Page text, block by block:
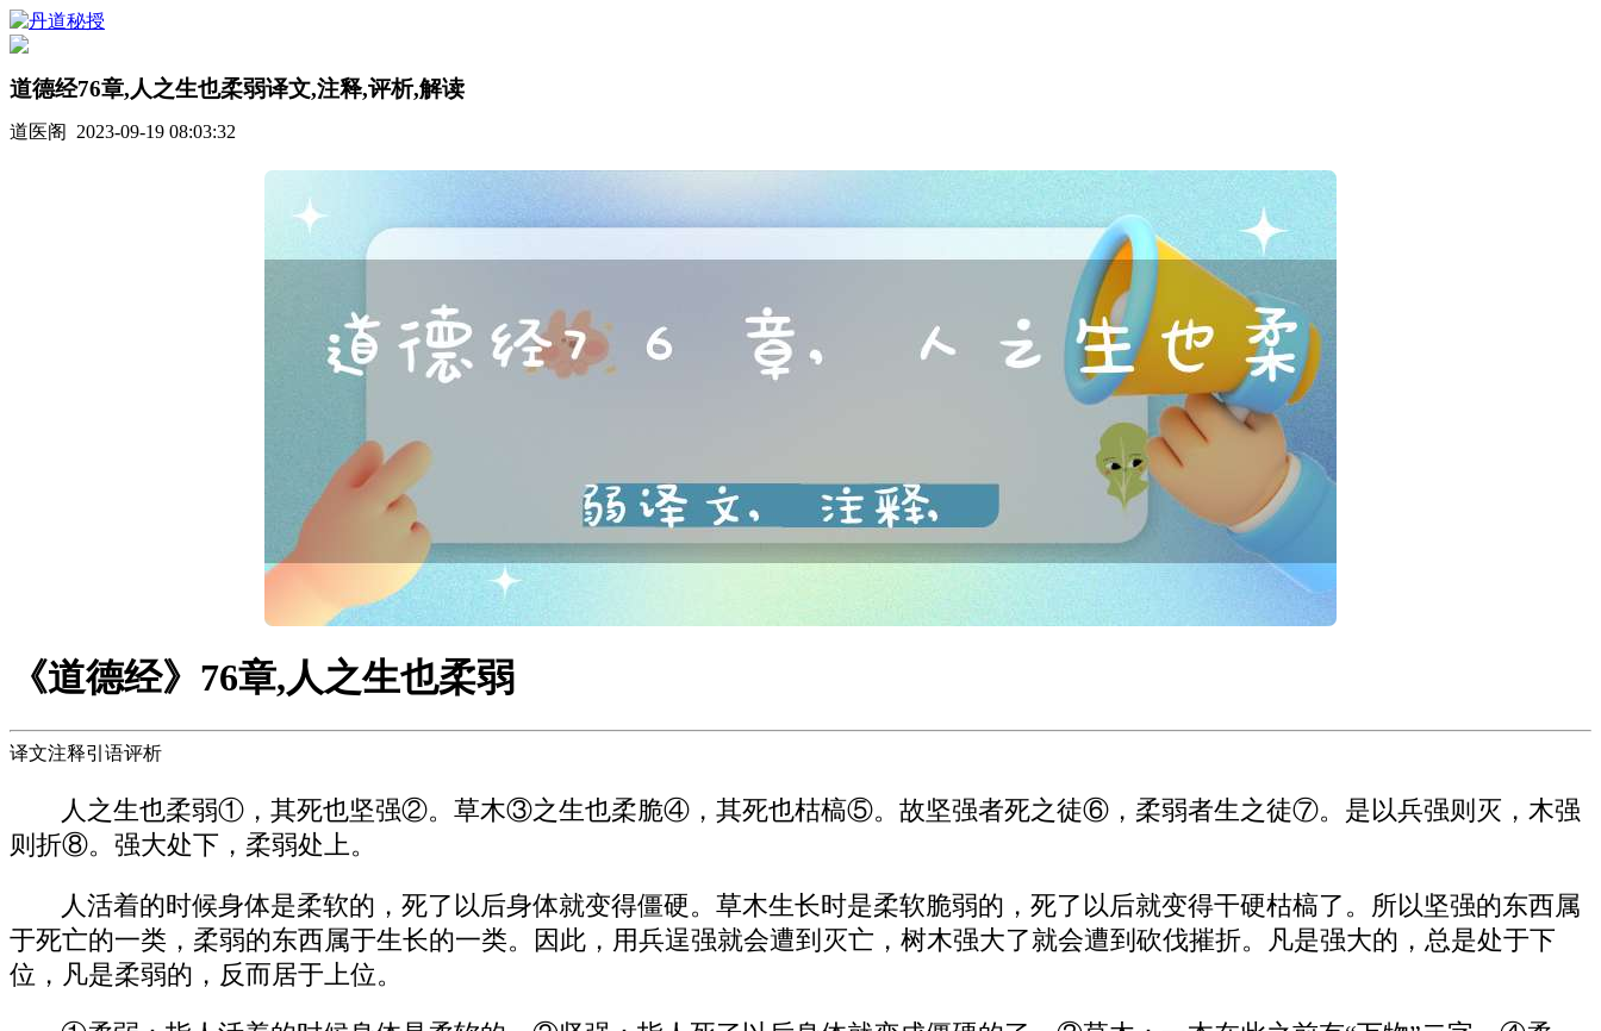
道德经76章,人之生也柔弱译文,注释,评析,解读
道医阁 2023-09-19 08:03:32
《道德经》76章,人之生也柔弱
译文注释引语评析
人之生也柔弱①，其死也坚强②。草木③之生也柔脆④，其死也枯槁⑤。故坚强者死之徒⑥，柔弱者生之徒⑦。是以兵强则灭，木强
则折⑧。强大处下，柔弱处上。
人活着的时候身体是柔软的，死了以后身体就变得僵硬。草木生长时是柔软脆弱的，死了以后就变得干硬枯槁了。所以坚强的东西属
于死亡的一类，柔弱的东西属于生长的一类。因此，用兵逞强就会遭到灭亡，树木强大了就会遭到砍伐摧折。凡是强大的，总是处于下
位，凡是柔弱的，反而居于上位。